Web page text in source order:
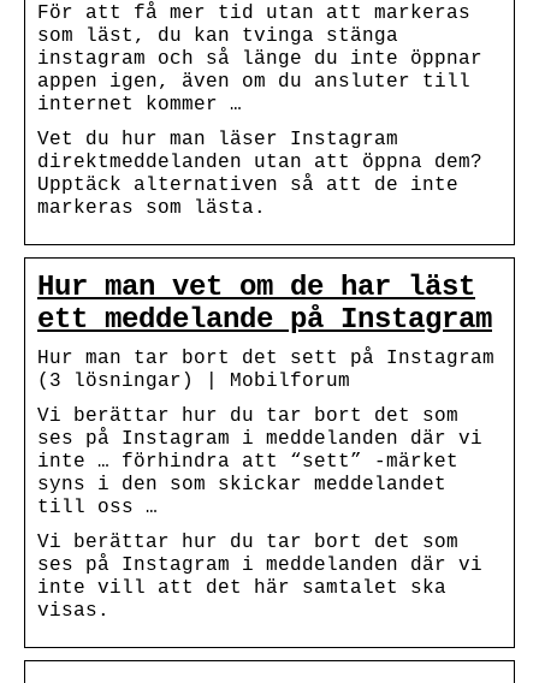
För att få mer tid utan att markeras
som läst, du kan tvinga stänga
instagram och så länge du inte öppnar
appen igen, även om du ansluter till
internet kommer …
Vet du hur man läser Instagram
direktmeddelanden utan att öppna dem?
Upptäck alternativen så att de inte
markeras som lästa.
Hur man vet om de har läst
ett meddelande på Instagram
Hur man tar bort det sett på Instagram
(3 lösningar) | Mobilforum
Vi berättar hur du tar bort det som
ses på Instagram i meddelanden där vi
inte … förhindra att “sett” -märket
syns i den som skickar meddelandet
till oss …
Vi berättar hur du tar bort det som
ses på Instagram i meddelanden där vi
inte vill att det här samtalet ska
visas.